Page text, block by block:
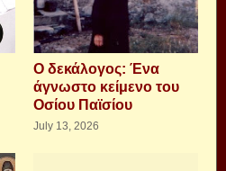
Ο δεκάλογος: Ένα
άγνωστο κείμενο του
Οσίου Παϊσίου
July 13, 2026